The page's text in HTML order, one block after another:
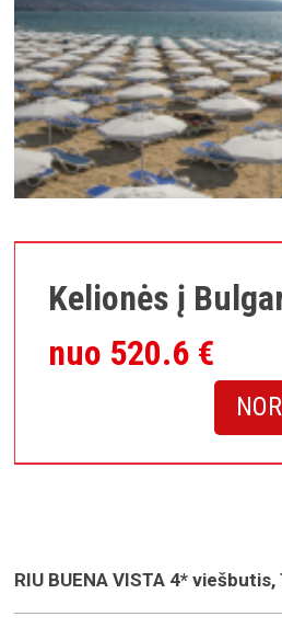
Kelionės į
nuo 520.6 €
RIU BUENA VISTA 4*